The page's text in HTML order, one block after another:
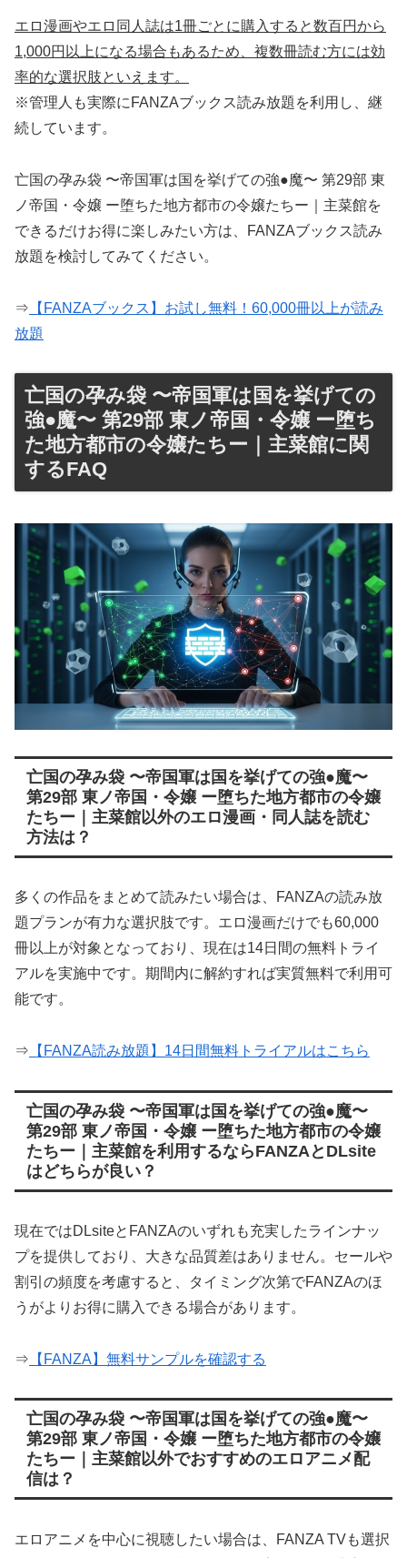
エロ漫画やエロ同人誌は1冊ごとに購入すると数百円から
1,000円以上になる場合もあるため、複数冊読む方には効
率的な選択肢といえます。
※管理人も実際にFANZAブックス読み放題を利用し、継
続しています。
亡国の孕み袋 〜帝国軍は国を挙げての強●魔〜 第29部 東
ノ帝国・令嬢 ー堕ちた地方都市の令嬢たちー｜主菜館を
できるだけお得に楽しみたい方は、FANZAブックス読み
放題を検討してみてください。
⇒ 【FANZAブックス】お試し無料！60,000冊以上が読み
放題
亡国の孕み袋 〜帝国軍は国を挙げての
強●魔〜 第29部 東ノ帝国・令嬢 ー堕ち
た地方都市の令嬢たちー｜主菜館に関
するFAQ
亡国の孕み袋 〜帝国軍は国を挙げての強●魔〜
第29部 東ノ帝国・令嬢 ー堕ちた地方都市の令嬢
たちー｜主菜館以外のエロ漫画・同人誌を読む
方法は？
多くの作品をまとめて読みたい場合は、FANZAの読み放
題プランが有力な選択肢です。エロ漫画だけでも60,000
冊以上が対象となっており、現在は14日間の無料トライ
アルを実施中です。期間内に解約すれば実質無料で利用可
能です。
⇒ 【FANZA読み放題】14日間無料トライアルはこちら
亡国の孕み袋 〜帝国軍は国を挙げての強●魔〜
第29部 東ノ帝国・令嬢 ー堕ちた地方都市の令嬢
たちー｜主菜館を利用するならFANZAとDLsite
はどちらが良い？
現在ではDLsiteとFANZAのいずれも充実したラインナッ
プを提供しており、大きな品質差はありません。セールや
割引の頻度を考慮すると、タイミング次第でFANZAのほ
うがよりお得に購入できる場合があります。
⇒ 【FANZA】無料サンプルを確認する
亡国の孕み袋 〜帝国軍は国を挙げての強●魔〜
第29部 東ノ帝国・令嬢 ー堕ちた地方都市の令嬢
たちー｜主菜館以外でおすすめのエロアニメ配
信は？
エロアニメを中心に視聴したい場合は、FANZA TVも選択